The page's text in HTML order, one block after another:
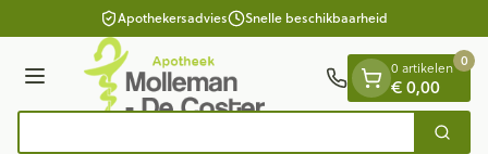
Ga naar de inhoudApothekersadvies Snelle beschikbaarheid
Menu
Zoek
0 artikelen
€ 0,00
0